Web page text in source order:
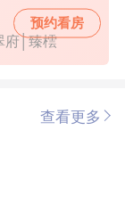
府│臻橒
预约看房
查看更多